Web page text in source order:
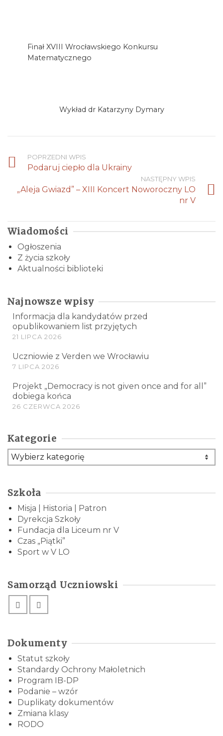
Finał XVIII Wrocławskiego Konkursu
Matematycznego
Wykład dr Katarzyny Dymary
POPRZEDNI WPIS
Podaruj ciepło dla Ukrainy
NASTĘPNY WPIS
„Aleja Gwiazd” – XIII Koncert Noworoczny LO
nr V
Wiadomości
Ogłoszenia
Z życia szkoły
Aktualności biblioteki
Najnowsze wpisy
Informacja dla kandydatów przed
opublikowaniem list przyjętych
21 LIPCA 2026
Uczniowie z Verden we Wrocławiu
7 LIPCA 2026
Projekt „Democracy is not given once and for all”
dobiega końca
26 CZERWCA 2026
Kategorie
Kategorie
Szkoła
Misja | Historia | Patron
Dyrekcja Szkoły
Fundacja dla Liceum nr V
Czas „Piątki”
Sport w V LO
Samorząd Uczniowski
Dokumenty
Statut szkoły
Standardy Ochrony Małoletnich
Program IB-DP
Podanie – wzór
Duplikaty dokumentów
Zmiana klasy
RODO